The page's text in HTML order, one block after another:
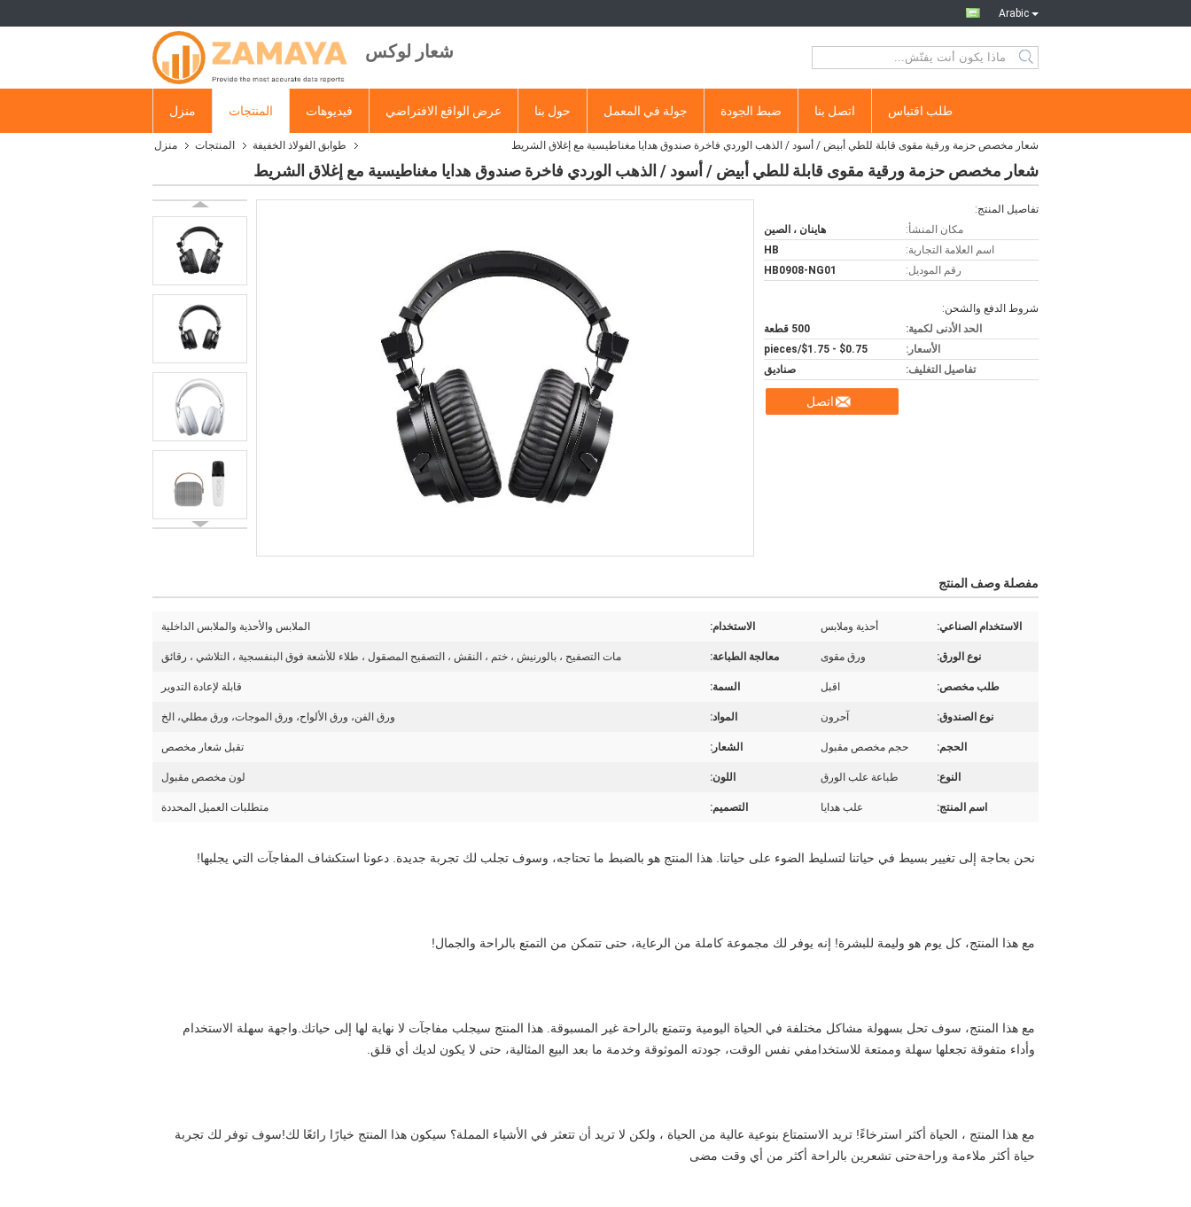
Arabic
شعار لوكس
منزل المنتجات فيديوهات عرض الواقع الافتراضي حول بنا جولة في المعمل ضبط الجودة اتصل بنا طلب اقتباس
منزل المنتجات طوابق الفولاذ الخفيفة شعار مخصص حزمة ورقية مقوى قابلة للطي أبيض / أسود / الذهب الوردي فاخرة صندوق هدايا مغناطيسية مع إغلاق الشريط
شعار مخصص حزمة ورقية مقوى قابلة للطي أبيض / أسود / الذهب الوردي فاخرة صندوق هدايا مغناطيسية مع إغلاق الشريط
تفاصيل المنتج:
مكان المنشأ:
هاينان ، الصين
اسم العلامة التجارية:
HB
رقم الموديل:
HB0908-NG01
شروط الدفع والشحن:
الحد الأدنى لكمية:
500 قطعة
الأسعار:
$0.75 - $1.75/pieces
تفاصيل التغليف:
صناديق
اتصل
مفصلة وصف المنتج
الاستخدام الصناعي: أحذية وملابس الاستخدام: الملابس والأحذية والملابس الداخلية
نوع الورق: ورق مقوى معالجة الطباعة: مات التصفيح ، بالورنيش ، ختم ، النقش ، التصفيح المصقول ، طلاء للأشعة فوق البنفسجية ، التلاشي ، رقائق
طلب مخصص: اقبل السمة: قابلة لإعادة التدوير
نوع الصندوق: آحرون المواد: ورق الفن، ورق الألواح، ورق الموجات، ورق مطلي، الخ
الحجم: حجم مخصص مقبول الشعار: تقبل شعار مخصص
النوع: طباعة علب الورق اللون: لون مخصص مقبول
اسم المنتج: علب هدايا التصميم: متطلبات العميل المحددة
نحن بحاجة إلى تغيير بسيط في حياتنا لتسليط الضوء على حياتنا. هذا المنتج هو بالضبط ما تحتاجه، وسوف تجلب لك تجربة جديدة. دعونا استكشاف المفاجآت التي يجلبها!
مع هذا المنتج، كل يوم هو وليمة للبشرة! إنه يوفر لك مجموعة كاملة من الرعاية، حتى تتمكن من التمتع بالراحة والجمال!
وأداء متفوقة تجعلها سهلة وممتعة للاستخدامفي نفس الوقت، جودته الموثوقة وخدمة ما بعد البيع المثالية، حتى لا يكون لديك أي قلق.
حياة أكثر ملاءمة وراحةحتى تشعرين بالراحة أكثر من أي وقت مضى